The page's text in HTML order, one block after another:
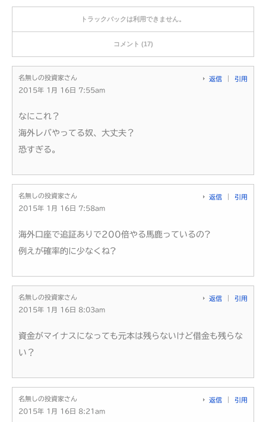
トラックバックは利用できません。
コメント (17)
名無しの投資家さん
2015年 1月 16日 7:55am
返信 引用
なにこれ？
海外レバやってる奴、大丈夫？
恐すぎる。
名無しの投資家さん
2015年 1月 16日 7:58am
返信 引用
海外口座で追証ありで200倍やる馬鹿っているの?
例えが確率的に少なくね?
名無しの投資家さん
2015年 1月 16日 8:03am
返信 引用
資金がマイナスになっても元本は残らないけど借金も残らな
い？
名無しの投資家さん
2015年 1月 16日 8:21am
返信 引用